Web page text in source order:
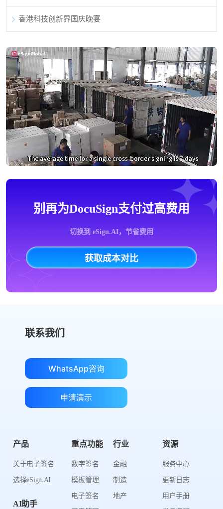
香港科技创新界国庆晚宴
别再为DocuSign支付过高费用
切换到 eSign.AI，节省费用
获取成本对比
联系我们
WhatsApp咨询
申请演示
产品
关于电子签名
选择eSign.AI
AI助手
重点功能
数字签名
模板管理
电子签名
行业
金融
制造
地产
资源
服务中心
更新日志
用户手册